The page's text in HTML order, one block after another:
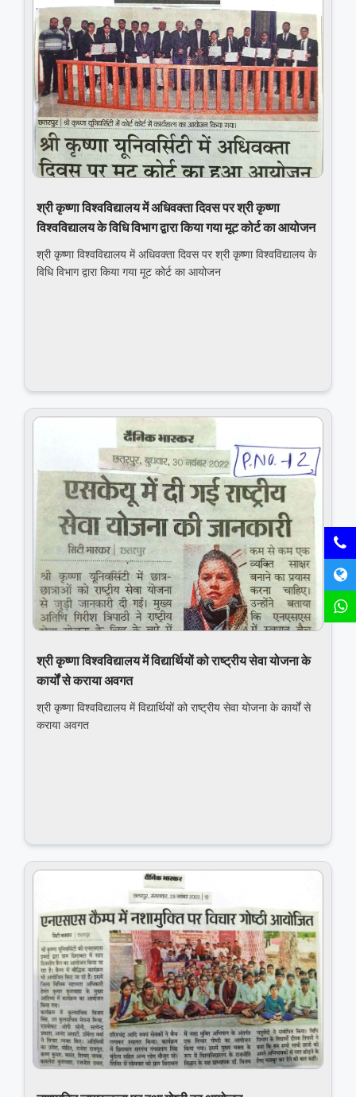
श्री कृष्णा विश्वविद्यालय में अधिवक्‍ता दिवस पर श्री कृष्‍णा
विश्‍वविद्यालय के विधि विभाग द्वारा किया गया मूट कोर्ट का आयोजन
श्री कृष्णा विश्वविद्यालय में अधिवक्‍ता दिवस पर श्री कृष्‍णा विश्‍वविद्यालय के
विधि विभाग द्वारा किया गया मूट कोर्ट का आयोजन
श्री कृष्णा विश्वविद्यालय में विद्यार्थियों को राष्‍ट्रीय सेवा योजना के
कार्यों से कराया अवगत
श्री कृष्णा विश्वविद्यालय में विद्यार्थियों को राष्‍ट्रीय सेवा योजना के कार्यों से
कराया अवगत